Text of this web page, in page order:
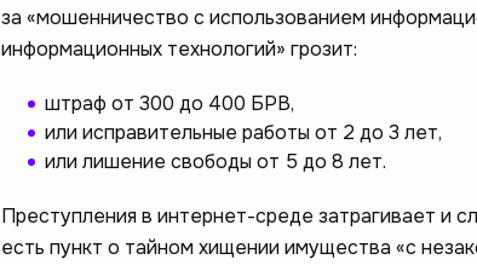
за «мошенничество с использованием
информационных технологий» грозит:
штраф от 300 до 400 БРВ,
или исправительные работы от 2 до 3 лет,
или лишение свободы от 5 до 8 лет.
Преступления в интернет-среде затрагивает и
есть пункт о тайном хищении имущества «с